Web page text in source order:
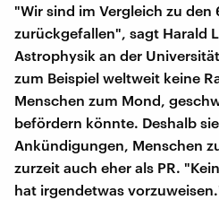
"Wir sind im Vergleich zu den
zurückgefallen", sagt Harald
Astrophysik an der
zum Beispiel weltweit keine
Menschen zum Mond,
befördern könnte. Deshalb
Ankündigungen, Menschen
zurzeit auch eher als PR.
hat irgendetwas